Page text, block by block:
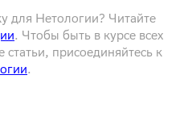
для Нетологии? Читайте
. Чтобы быть в курсе всех
статьи, присоединяйтесь к
.